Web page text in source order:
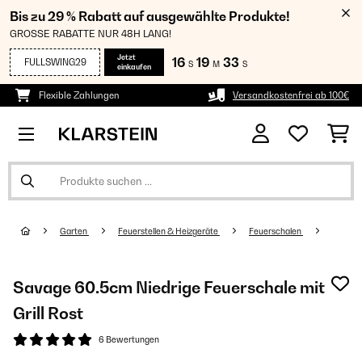
Bis zu 29 % Rabatt auf ausgewählte Produkte!
GROSSE RABATTE NUR 48H LANG!
FULLSWING29
Jetzt
einkaufen
16 S 19 M 33 S
Flexible Zahlungen Versandkostenfrei ab 100€
Garten Feuerstellen & Heizgeräte Feuerschalen
Savage 60.5cm Niedrige Feuerschale mit
Grill Rost
6 Bewertungen